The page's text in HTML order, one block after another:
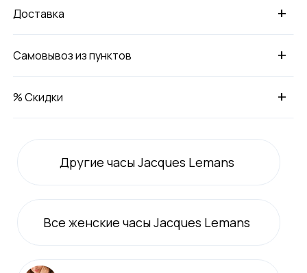
+
Доставка
+
Самовывоз из пунктов
+
% Скидки
Другие часы Jacques Lemans
Всеженские часы Jacques Lemans